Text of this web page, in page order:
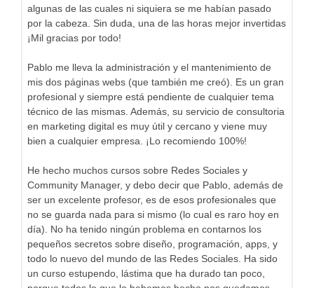
algunas de las cuales ni siquiera se me habían pasado
por la cabeza. Sin duda, una de las horas mejor invertidas
¡Mil gracias por todo!
Pablo me lleva la administración y el mantenimiento de
mis dos páginas webs (que también me creó). Es un gran
profesional y siempre está pendiente de cualquier tema
técnico de las mismas. Además, su servicio de consultoria
en marketing digital es muy útil y cercano y viene muy
bien a cualquier empresa. ¡Lo recomiendo 100%!
He hecho muchos cursos sobre Redes Sociales y
Community Manager, y debo decir que Pablo, además de
ser un excelente profesor, es de esos profesionales que
no se guarda nada para si mismo (lo cual es raro hoy en
día). No ha tenido ningún problema en contarnos los
pequeños secretos sobre diseño, programación, apps, y
todo lo nuevo del mundo de las Redes Sociales. Ha sido
un curso estupendo, lástima que ha durado tan poco,